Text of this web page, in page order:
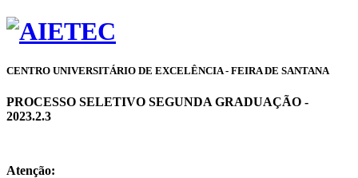
CENTRO UNIVERSITÁRIO DE EXCELÊNCIA - FEIRA DE SANTANA
PROCESSO SELETIVO SEGUNDA GRADUAÇÃO -
2023.2.3
Atenção: